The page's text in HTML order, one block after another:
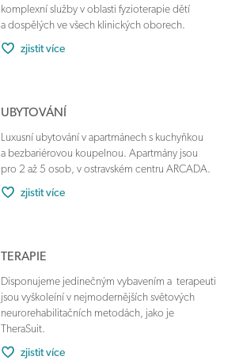
komplexní služby v oblasti fyzioterapie dětí
a dospělých ve všech klinických oborech.
zjistit více
UBYTOVÁNÍ
Luxusní ubytování v apartmánech s kuchyňkou
a bezbariérovou koupelnou. Apartmány jsou
pro 2 až 5 osob, v ostravském centru ARCADA.
zjistit více
TERAPIE
Disponujeme jedinečným vybavením a terapeuti
jsou vyškoleíní v nejmodernějších světových
neurorehabilitačních metodách, jako je
TheraSuit.
zjistit více